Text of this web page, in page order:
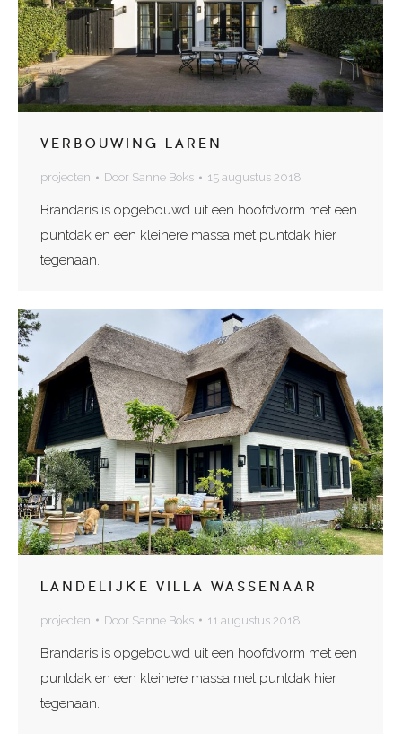
VERBOUWING LAREN
projecten Door Sanne Boks 15 augustus 2018
Brandaris is opgebouwd uit een hoofdvorm met een
puntdak en een kleinere massa met puntdak hier
tegenaan.
LANDELIJKE VILLA WASSENAAR
projecten Door Sanne Boks 11 augustus 2018
Brandaris is opgebouwd uit een hoofdvorm met een
puntdak en een kleinere massa met puntdak hier
tegenaan.